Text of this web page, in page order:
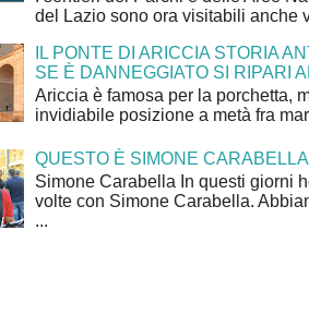
del Lazio sono ora visitabili anche
IL PONTE DI ARICCIA STORIA
SE È DANNEGGIATO SI RIPARI
Ariccia è famosa per la porchetta,
invidiabile posizione a metà fra
QUESTO È SIMONE CARABELLA
Simone Carabella In questi giorni
volte con Simone Carabella.
...